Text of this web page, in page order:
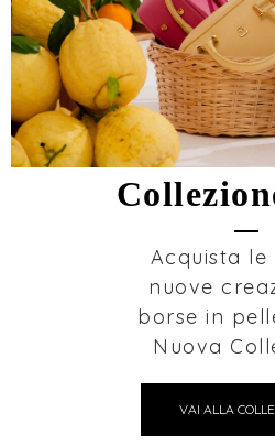
Acquista le
nuove
borse in
Nuova
VAI ALLA